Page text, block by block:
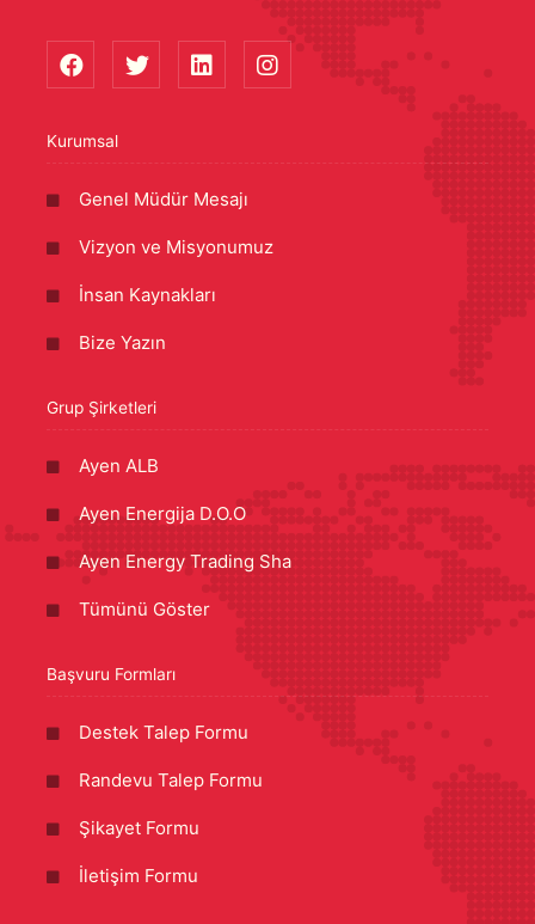
Kurumsal
Genel Müdür Mesajı
Vizyon ve Misyonumuz
İnsan Kaynakları
Bize Yazın
Grup Şirketleri
Ayen ALB
Ayen Energija D.O.O
Ayen Energy Trading Sha
Tümünü Göster
Başvuru Formları
Destek Talep Formu
Randevu Talep Formu
Şikayet Formu
İletişim Formu